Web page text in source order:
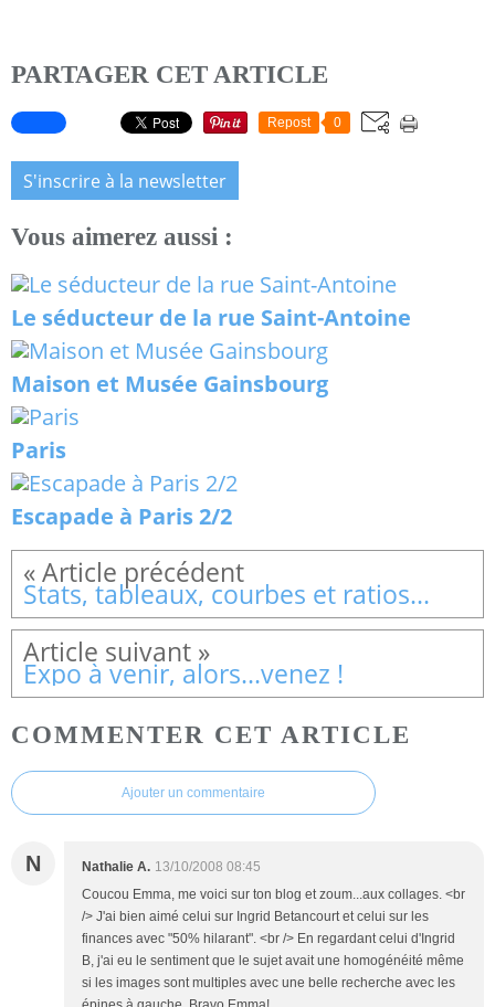
PARTAGER CET ARTICLE
Repost 0
S'inscrire à la newsletter
Vous aimerez aussi :
Le séducteur de la rue Saint-Antoine
Maison et Musée Gainsbourg
Paris
Escapade à Paris 2/2
Stats, tableaux, courbes et ratios...
Expo à venir, alors...venez !
COMMENTER CET ARTICLE
Ajouter un commentaire
N Nathalie A. 13/10/2008 08:45
Coucou Emma, me voici sur ton blog et zoum...aux collages. <br
/> J'ai bien aimé celui sur Ingrid Betancourt et celui sur les
finances avec "50% hilarant". <br /> En regardant celui d'Ingrid
B, j'ai eu le sentiment que le sujet avait une homogénéité même
si les images sont multiples avec une belle recherche avec les